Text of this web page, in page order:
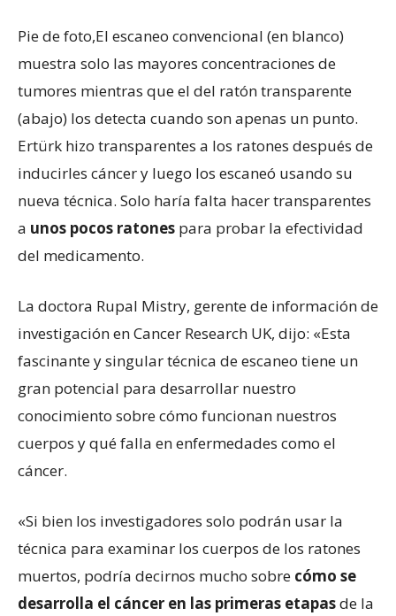
Pie de foto,El escaneo convencional (en blanco)
muestra solo las mayores concentraciones de
tumores mientras que el del ratón transparente
(abajo) los detecta cuando son apenas un punto.
Ertürk hizo transparentes a los ratones después de
inducirles cáncer y luego los escaneó usando su
nueva técnica. Solo haría falta hacer transparentes
a unos pocos ratones para probar la efectividad
del medicamento.
La doctora Rupal Mistry, gerente de información de
investigación en Cancer Research UK, dijo: «Esta
fascinante y singular técnica de escaneo tiene un
gran potencial para desarrollar nuestro
conocimiento sobre cómo funcionan nuestros
cuerpos y qué falla en enfermedades como el
cáncer.
«Si bien los investigadores solo podrán usar la
técnica para examinar los cuerpos de los ratones
muertos, podría decirnos mucho sobre cómo se
desarrolla el cáncer en las primeras etapasde la